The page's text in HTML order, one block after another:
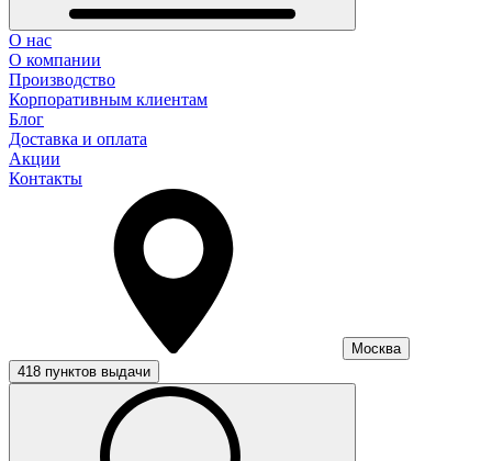
О нас
О компании
Производство
Корпоративным клиентам
Блог
Доставка и оплата
Акции
Контакты
Москва
418 пунктов выдачи